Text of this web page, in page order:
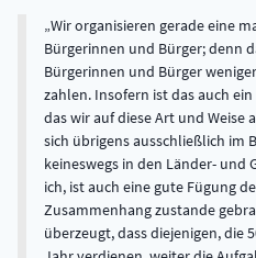
Wir organisieren gerade eine
Bürgerinnen und Bürger; denn
Bürgerinnen und Bürger
zahlen. Insofern ist das auch
das wir auf diese Art und Weise
sich übrigens ausschließlich im
keineswegs in den Länder- und
ich, ist auch eine gute Fügung
Zusammenhang zustande
überzeugt, dass diejenigen, die